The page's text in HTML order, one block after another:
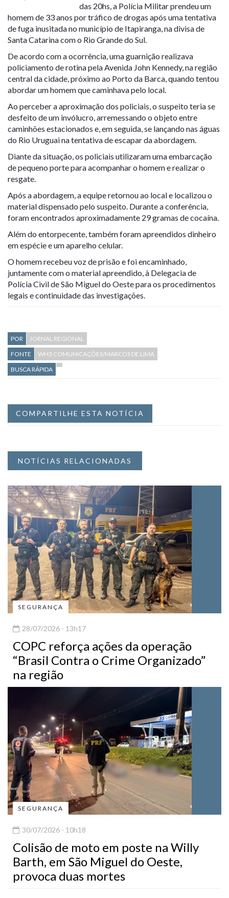
das 20hs, a Polícia Militar prendeu um
homem de 33 anos por tráfico de drogas após uma tentativa
de fuga inusitada no município de Itapiranga, na divisa de
Santa Catarina com o Rio Grande do Sul.
De acordo com a ocorrência, uma guarnição realizava
policiamento de rotina pela Avenida John Kennedy, na região
central da cidade, próximo ao Porto da Barca, quando tentou
abordar um homem que caminhava pelo local.
Ao perceber a aproximação dos policiais, o suspeito teria se
desfeito de um invólucro, arremessando o objeto entre
caminhões estacionados e, em seguida, se lançando nas águas
do Rio Uruguai na tentativa de escapar da abordagem.
Diante da situação, os policiais utilizaram uma embarcação
de pequeno porte para acompanhar o homem e realizar o
resgate.
Após a abordagem, a equipe retornou ao local e localizou o
material dispensado pelo suspeito. Durante a conferência,
foram encontrados aproximadamente 29 gramas de cocaína.
Além do entorpecente, também foram apreendidos dinheiro
em espécie e um aparelho celular.
O homem recebeu voz de prisão e foi encaminhado,
juntamente com o material apreendido, à Delegacia de
Polícia Civil de São Miguel do Oeste para os procedimentos
legais e continuidade das investigações.
POR
JORNAL REGIONAL
FONTE
WH3 COMUNICAÇÕES/MARCOS DE LIMA
BUSCA RÁPIDA
COMPARTILHE ESTA NOTÍCIA
NOTÍCIAS RELACIONADAS
SEGURANÇA
28/07/2026 - 13h17
COPC reforça ações da operação
“Brasil Contra o Crime Organizado”
na região
SEGURANÇA
30/07/2026 - 10h18
Colisão de moto em poste na Willy
Barth, em São Miguel do Oeste,
provoca duas mortes